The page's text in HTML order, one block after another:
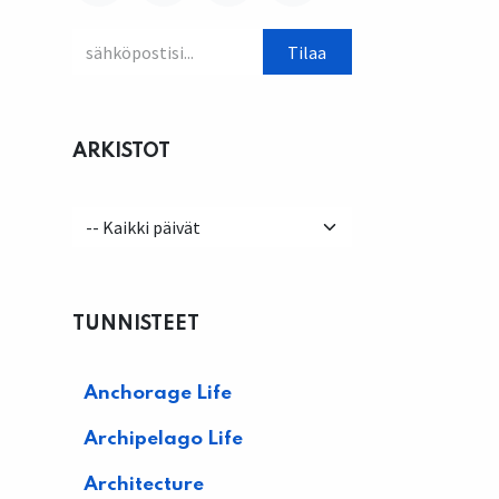
Tilaa
ARKISTOT
TUNNISTEET
Anchorage Life
Archipelago Life
Architecture